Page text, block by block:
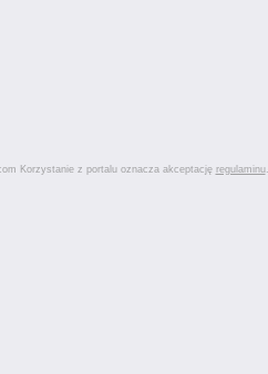
Korzystanie z portalu oznacza akceptację regulaminu.